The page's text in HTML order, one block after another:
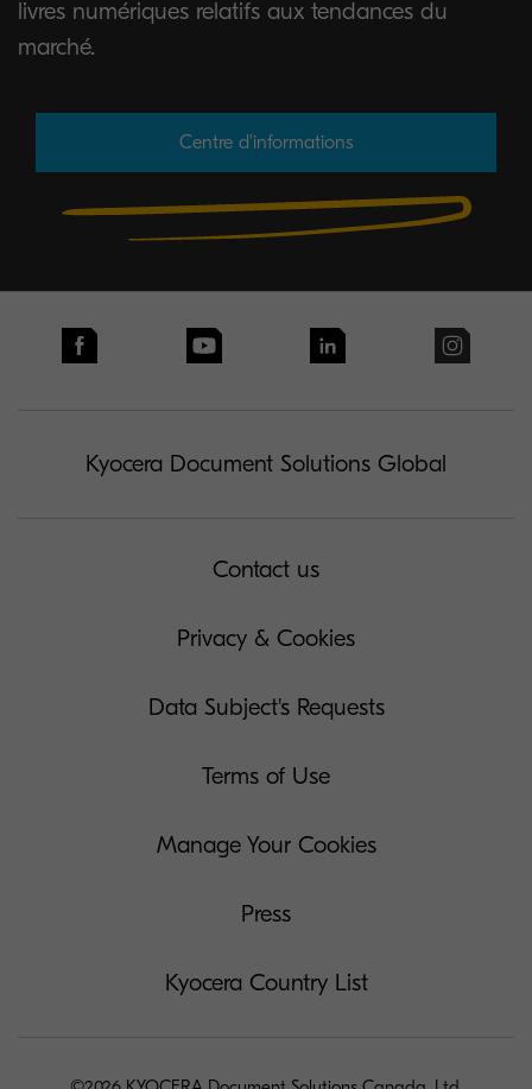
livres numériques relatifs aux tendances du
marché.
Centre d'informations
Kyocera Document Solutions Global
Contact us
Privacy & Cookies
Data Subject's Requests
Terms of Use
Manage Your Cookies
Press
Kyocera Country List